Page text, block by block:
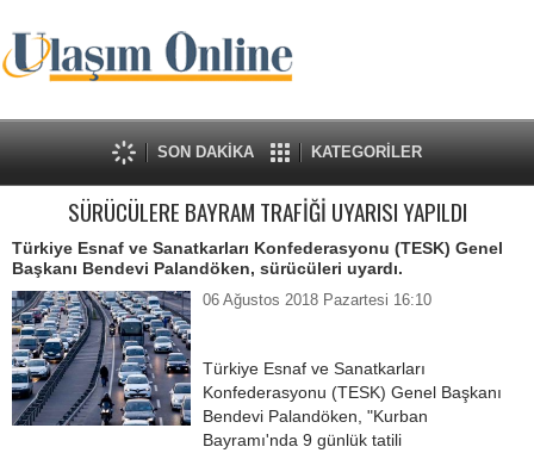
SON DAKİKA KATEGORİLER
SÜRÜCÜLERE BAYRAM TRAFİĞİ UYARISI YAPILDI
Türkiye Esnaf ve Sanatkarları Konfederasyonu (TESK) Genel
Başkanı Bendevi Palandöken, sürücüleri uyardı.
06 Ağustos 2018 Pazartesi 16:10
Türkiye Esnaf ve Sanatkarları
Konfederasyonu (TESK) Genel Başkanı
Bendevi Palandöken, "Kurban
Bayramı'nda 9 günlük tatili